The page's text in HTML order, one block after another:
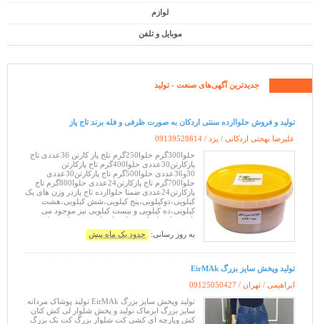
لوازم
موبایل و تلفن
جدیدترین آگهی‌های صنعت - تولید
تولید و فروش حلواارده سنتی اردکان به صورت ظرفی و فله برند تاج پاز
علیرضا بهجتی اردکانی / یزد / 09139528614
حلوا300گرم حلوا250گرم تلج پاز کارتن 36عددی تاج
پازکارتن30عددی حلوا400گرم تاج پازکارتن
30و36عددی حلوا500گرم تاج پازکارتن30عددی
حلوا700گرم تاج پازکارتن24عددی حلوا800گرم تاج
پازکارتن24عددی ضمنا حلواارده تاج پازدر وزن های یک
کیلویی،دوکیلویی،پنج کیلویی،شش کیلویی،هشت
کیلویی،ده کیلویی و بیست کیلویی نیز موجود می
باشد. راه های کسب اعتماد ما: سیب سلامت تاییدیه
ازمایشگاه استعلام از مشتریان هر شهر
به روز رسانی: حدود یک ماه پیش
تولید وپخش سایز بزرگ EirMAk
ابراهیمی / تهران / 09125050427
تولید وپخش سایز بزرگ EirMAk تولید پوشاک مردانه
سایز بزرگ ایرماک تولید و پخش شلوار لی کش کتان
کش وپارچه ای کشی کت شلوار بزرگ کت تک بزرگ